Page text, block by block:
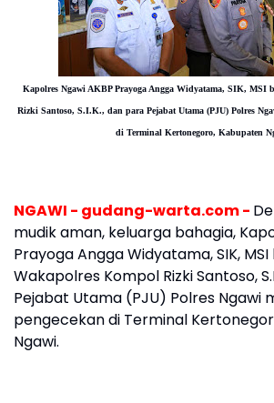
Kapolres Ngawi AKBP Prayoga Angga Widyatama, SIK, MSI
Rizki Santoso, S.I.K., dan para Pejabat Utama (PJU) Polres
di Terminal Kertonegoro, Kabupaten
NGAWI - gudang-warta.com -
mudik aman, keluarga bahagia,
Prayoga Angga Widyatama, SIK,
Wakapolres Kompol Rizki Santoso,
Pejabat Utama (PJU) Polres Ngawi
pengecekan di Terminal
Ngawi.